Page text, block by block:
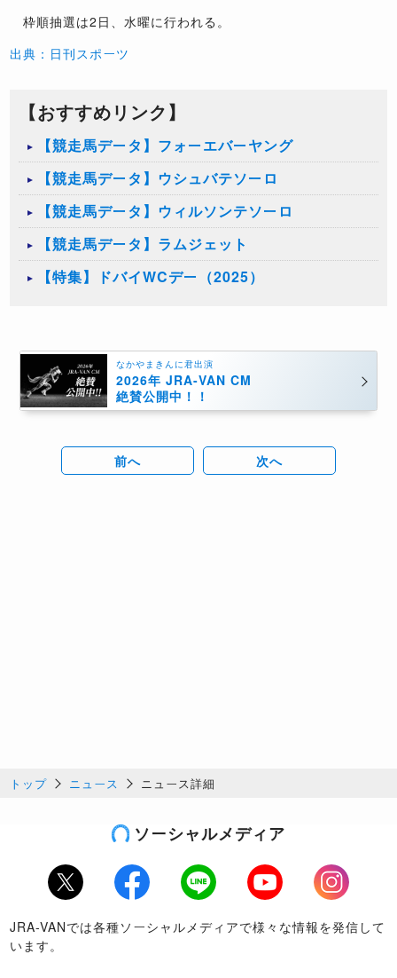
枠順抽選は2日、水曜に行われる。
出典：日刊スポーツ
【おすすめリンク】
【競走馬データ】フォーエバーヤング
【競走馬データ】ウシュバテソーロ
【競走馬データ】ウィルソンテソーロ
【競走馬データ】ラムジェット
【特集】ドバイWCデー（2025）
なかやまきんに君出演
2026年 JRA-VAN CM
絶賛公開中！！
前へ 次へ
トップ ニュース ニュース詳細
ソーシャルメディア
Twitter Facebook LINE Youtube
Instagram
JRA-VANでは各種ソーシャルメディアで様々な情報を発信して
います。